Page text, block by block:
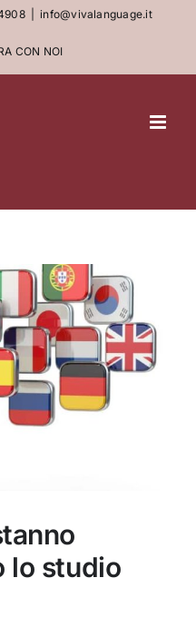
info@vivalanguage.it
CON NOI
lo studio